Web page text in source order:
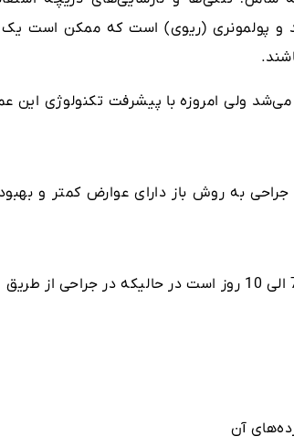
و پولمونری (ریوی) است که ممکن است یک
ولی امروزه با پیشرفت تکنولوژی این
به روش باز دارای عوارض کمتر و
دوره بستری کوتاه‌ تر، به طور معمول دوره بستری در روش باز 7 الی 10 روز است در حالیکه در جراحی از طریق
آن